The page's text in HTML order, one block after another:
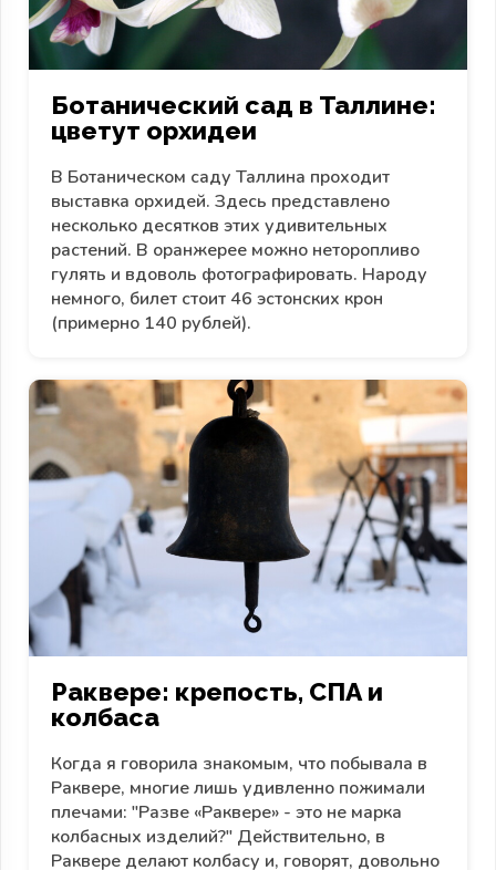
Ботанический сад в Таллине:
цветут орхидеи
В Ботаническом саду Таллина проходит
выставка орхидей. Здесь представлено
несколько десятков этих удивительных
растений. В оранжерее можно неторопливо
гулять и вдоволь фотографировать. Народу
немного, билет стоит 46 эстонских крон
(примерно 140 рублей).
Раквере: крепость, СПА и
колбаса
Когда я говорила знакомым, что побывала в
Раквере, многие лишь удивленно пожимали
плечами: "Разве «Раквере» - это не марка
колбасных изделий?" Действительно, в
Раквере делают колбасу и, говорят, довольно